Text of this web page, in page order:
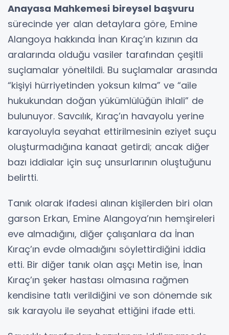
Anayasa Mahkemesi bireysel başvuru
sürecinde yer alan detaylara göre, Emine
Alangoya hakkında İnan Kıraç’ın kızının da
aralarında olduğu vasiler tarafından çeşitli
suçlamalar yöneltildi. Bu suçlamalar arasında
“kişiyi hürriyetinden yoksun kılma” ve “aile
hukukundan doğan yükümlülüğün ihlali” de
bulunuyor. Savcılık, Kıraç’ın havayolu yerine
karayoluyla seyahat ettirilmesinin eziyet suçu
oluşturmadığına kanaat getirdi; ancak diğer
bazı iddialar için suç unsurlarının oluştuğunu
belirtti.
Tanık olarak ifadesi alınan kişilerden biri olan
garson Erkan, Emine Alangoya’nın hemşireleri
eve almadığını, diğer çalışanlara da İnan
Kıraç’ın evde olmadığını söylettirdiğini iddia
etti. Bir diğer tanık olan aşçı Metin ise, İnan
Kıraç’ın şeker hastası olmasına rağmen
kendisine tatlı verildiğini ve son dönemde sık
sık karayolu ile seyahat ettiğini ifade etti.